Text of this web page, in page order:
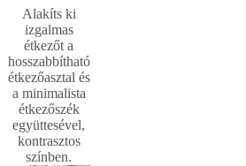
Alakíts ki
izgalmas
étkezőt a
hosszabbítható
étkezőasztal és
a minimalista
étkezőszék
együttesével,
kontrasztos
színben.